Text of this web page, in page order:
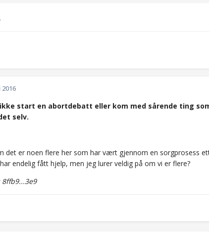
2016
start en abortdebatt eller kom med sårende ting
selv.
det er noen flere her som har vært gjennom en sorgprosess
endelig fått hjelp, men jeg lurer veldig på om vi er flere?